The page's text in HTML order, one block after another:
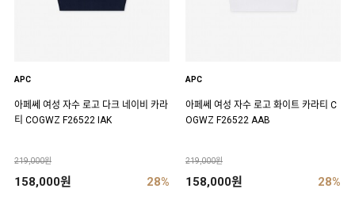
APC
아페쎄 여성 자수 로고 다크 네이비 카라
티 COGWZ F26522 IAK
219,000원
158,000원 28%
APC
아페쎄 여성 자수 로고 화이트 카라티 C
OGWZ F26522 AAB
219,000원
158,000원 28%